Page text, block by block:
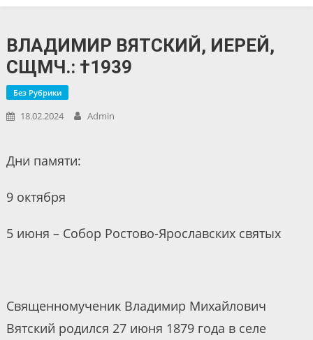
ВЛАДИМИР ВЯТСКИЙ, ИЕРЕЙ,
СЩМЧ.: †1939
Без Рубрики
18.02.2024 Admin
Дни памяти:
9 октября
5 июня – Собор Ростово-Ярославских святых
Священномученик Владимир Михайлович
Вятский родился 27 июня 1879 года в селе